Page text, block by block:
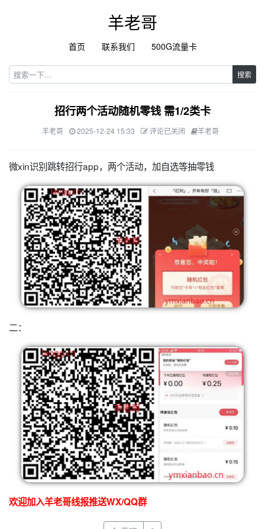
羊老哥
首页 联系我们 500G流量卡
搜索
招行两个活动随机零钱 需1/2类卡
羊老哥 2025-12-24 15:33 评论已关闭 羊老哥
微xin识别跳转招行app，两个活动，加自选等抽零钱
二：
欢迎加入羊老哥线报推送WX/QQ群